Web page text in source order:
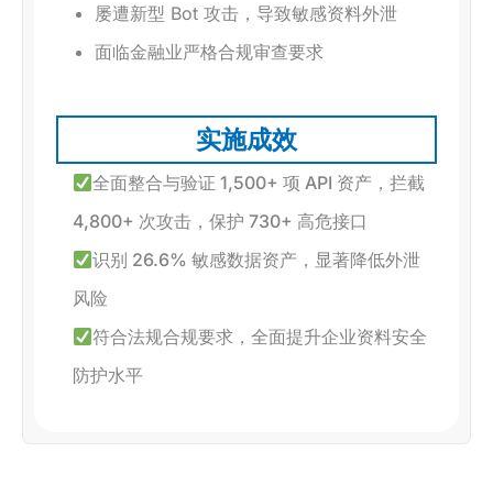
屡遭新型 Bot 攻击，导致敏感资料外泄
面临金融业严格合规审查要求
实施成效
全面整合与验证 1,500+ 项 API 资产，拦截
4,800+ 次攻击，保护 730+ 高危接口
识别 26.6% 敏感数据资产，显著降低外泄
风险
符合法规合规要求，全面提升企业资料安全
防护水平